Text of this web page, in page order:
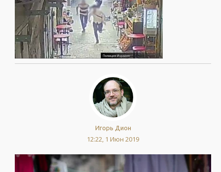
Игорь Дион
12:22, 1 Июн 2019